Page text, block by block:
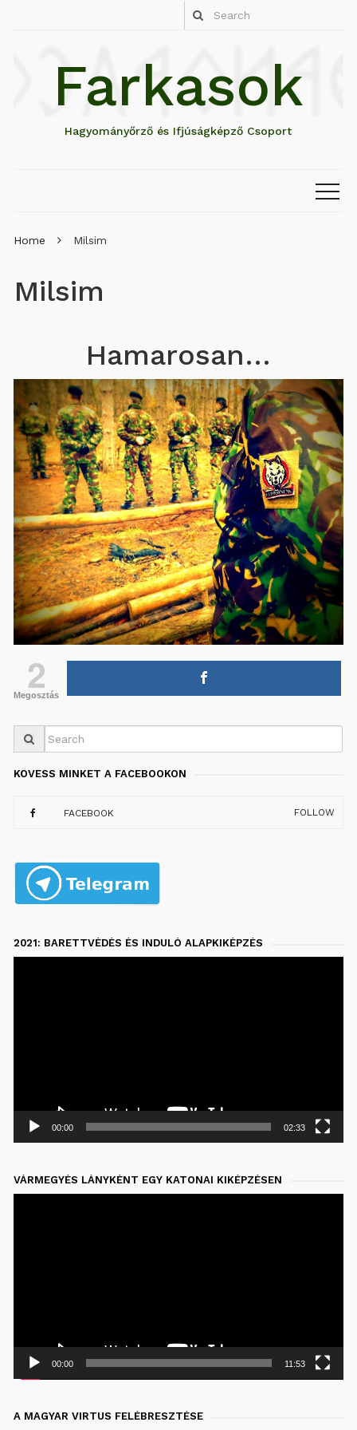
Farkasok
Hagyományőrző és Ifjúságképző Csoport
Home Milsim
Milsim
Hamarosan…
2
Megosztás
KÖVESS MINKET A FACEBOOKON
FACEBOOK FOLLOW
2021: BARETTVÉDÉS ÉS INDULÓ ALAPKIKÉPZÉS
00:00 02:33
VÁRMEGYÉS LÁNYKÉNT EGY KATONAI KIKÉPZÉSEN
00:00 11:53
A MAGYAR VIRTUS FELÉBRESZTÉSE